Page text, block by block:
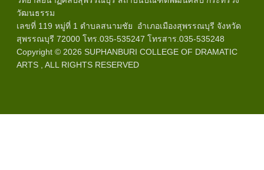
วัฒนธรรม
เลขที่ 119 หมู่ที่ 1 ตำบลสนามชัย อำเภอเมืองสุพรรณบุรี จังหวัด
สุพรรณบุรี 72000 โทร.035-535247 โทรสาร.035-535248
Copyright © 2026 SUPHANBURI COLLEGE OF DRAMATIC
ARTS , ALL RIGHTS RESERVED